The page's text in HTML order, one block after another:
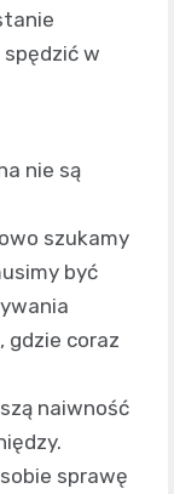
spędzić w
nie są
szukamy
być
gdzie coraz
naiwność
sprawę